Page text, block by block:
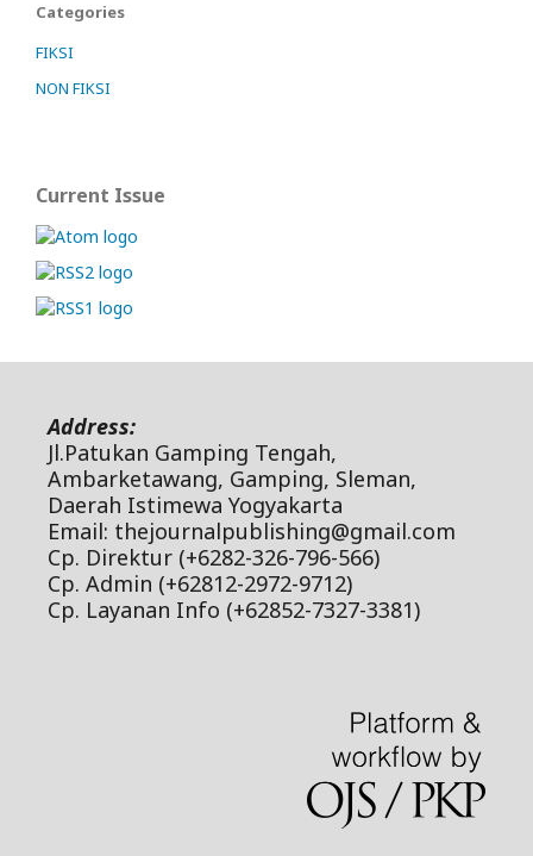
Categories
FIKSI
NON FIKSI
Current Issue
Address:
Jl.Patukan Gamping Tengah,
Ambarketawang, Gamping, Sleman,
Daerah Istimewa Yogyakarta
Email: thejournalpublishing@gmail.com
Cp. Direktur (+6282-326-796-566)
Cp. Admin (+62812-2972-9712)
Cp. Layanan Info (+62852-7327-3381)